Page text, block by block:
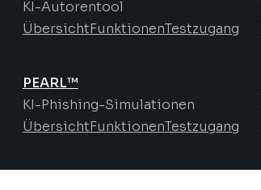
KI-Autorentool
ÜbersichtFunktionenTestzugang
PEARL™
KI-Phishing-Simulationen
ÜbersichtFunktionenTestzugang